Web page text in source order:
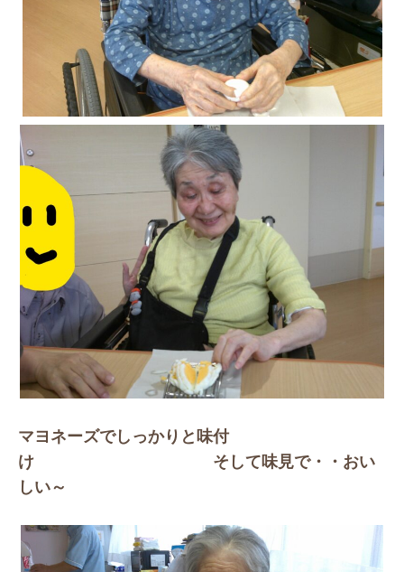
マヨネーズでしっかりと味付
け そして味見で・・おい
しい～